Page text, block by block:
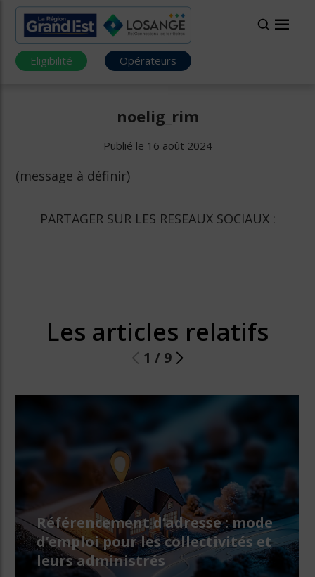
Eligibilité Opérateurs
noelig_rim
Publié le 16 août 2024
(message à définir)
PARTAGER SUR LES RESEAUX SOCIAUX :
Les articles relatifs
1 / 9
Référencement d’adresse : mode
d’emploi pour les collectivités et
leurs administrés